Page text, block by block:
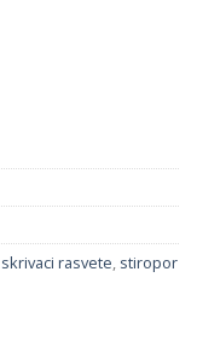
skrivaci rasvete, stiropor